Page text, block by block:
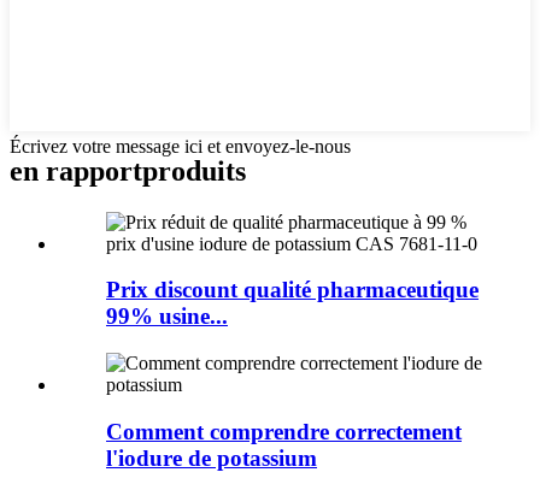
Écrivez votre message ici et envoyez-le-nous
en rapportproduits
Prix ​​discount qualité pharmaceutique
99% usine...
Comment comprendre correctement
l'iodure de potassium